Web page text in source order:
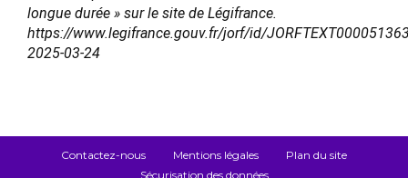
longue durée » sur le site de Légifrance.
https://www.legifrance.gouv.fr/jorf/id/
2025-03-24
Contactez-nous Mentions légales
Plan du site
Sécurisation des données